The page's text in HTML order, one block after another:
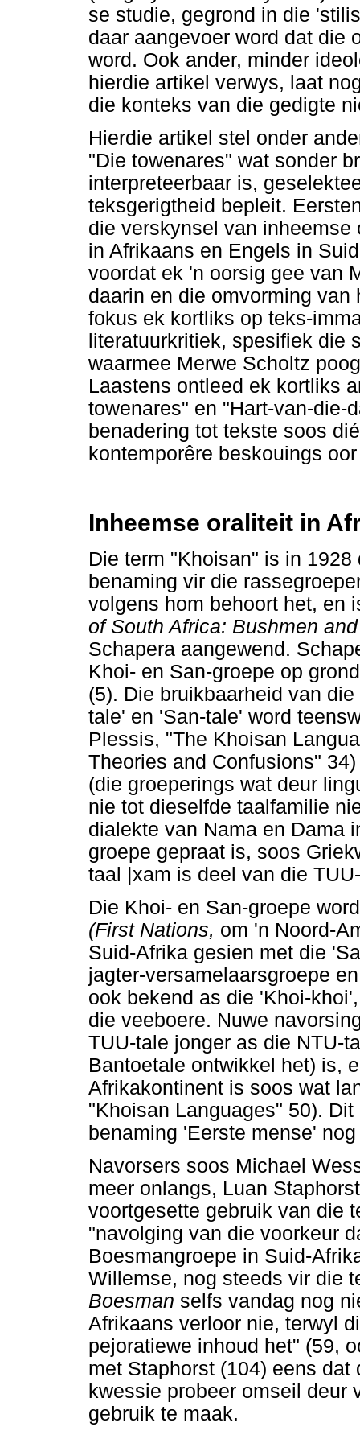
se studie, gegrond in die
daar aangevoer word dat die
word. Ook ander, minder
hierdie artikel verwys, laat
die konteks van die gedigte
Hierdie artikel stel onder
"Die towenares" wat sonder
interpreteerbaar is,
teksgerigtheid bepleit.
die verskynsel van
in Afrikaans en Engels in
voordat ek 'n oorsig gee van
daarin en die omvorming
fokus ek kortliks op teks-
literatuurkritiek, spesifiek die
waarmee Merwe Scholtz
Laastens ontleed ek kortliks
towenares" en "Hart-van-die-
benadering tot tekste soos
kontemporêre beskouings
Inheemse oraliteit in
Die term "Khoisan" is in
benaming vir die
volgens hom behoort het, en
of South Africa: Bushmen
Schapera aangewend.
Khoi- en San-groepe op
(5). Die bruikbaarheid van
tale' en 'San-tale' word
Plessis, "The Khoisan
Theories and Confusions"
(die groeperings wat deur
nie tot dieselfde taalfamilie
dialekte van Nama en Dama
groepe gepraat is, soos
taal |xam is deel van die
Die Khoi- en San-groepe
(First Nations, om 'n Noord-
Suid-Afrika gesien met die
jagter-versamelaarsgroepe
ook bekend as die 'Khoi-
die veeboere. Nuwe
TUU-tale jonger as die NTU-
Bantoetale ontwikkel het) is,
Afrikakontinent is soos wat
"Khoisan Languages" 50).
benaming 'Eerste mense'
Navorsers soos Michael
meer onlangs, Luan
voortgesette gebruik van die
"navolging van die voorkeur
Boesmangroepe in Suid-
Willemse, nog steeds vir die
Boesman selfs vandag nog
Afrikaans verloor nie, terwyl
pejoratiewe inhoud het" (59,
met Staphorst (104) eens
kwessie probeer omseil deur
gebruik te maak.